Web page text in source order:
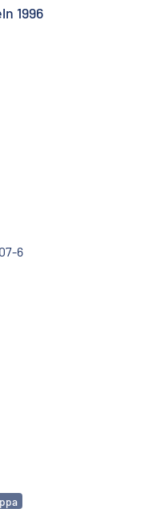
1996
6